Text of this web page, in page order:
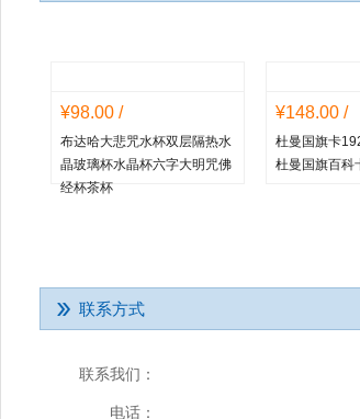
¥98.00 /
布达哈大悲咒水杯双层隔热水
晶玻璃杯水晶杯六字大明咒佛
经杯茶杯
¥148.00 /
杜曼国旗卡
杜曼国旗百科
联系方式
联系我们：
电话：